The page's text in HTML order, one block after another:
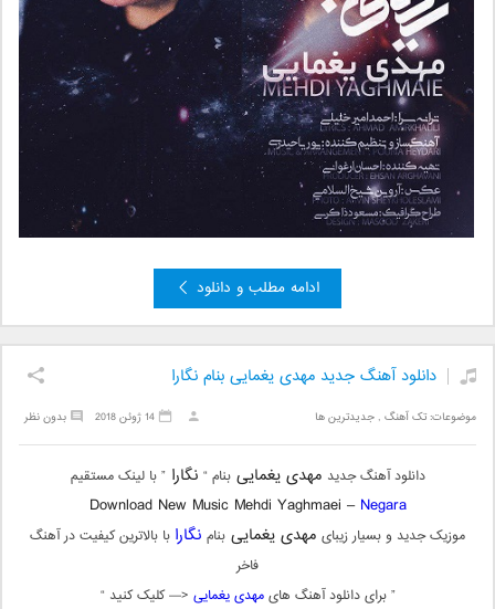
ادامه مطلب و دانلود
دانلود آهنگ جدید مهدی یغمایی بنام نگارا
موضوعات:تک آهنگ ,جدیدترین ها بدون نظر 14 ژوئن 2018
دانلود آهنگ جدید مهدی یغماییبنام “ نگارا” با لینک مستقیم
Download New Music Mehdi Yaghmaei – Negara
موزیک جدید و بسیار زیبای مهدی یغمایی بنام نگارا با بالاترین کیفیت در آهنگ
فاخر
” برای دانلود آهنگ هایمهدی یغمایی <— کلیک کنید “